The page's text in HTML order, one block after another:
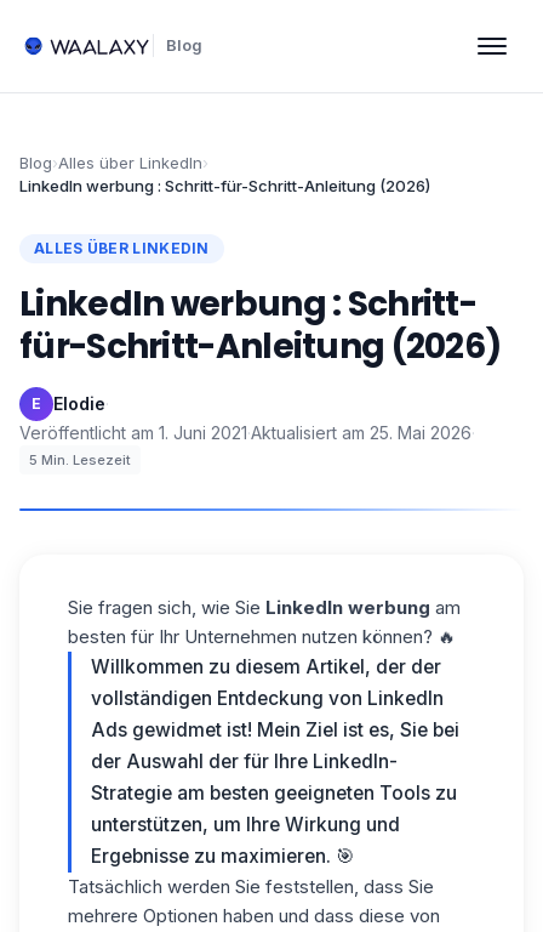
Blog
Blog›Alles über LinkedIn›
LinkedIn werbung : Schritt-für-Schritt-Anleitung (2026)
ALLES ÜBER LINKEDIN
LinkedIn werbung : Schritt-
für-Schritt-Anleitung (2026)
E Elodie·
Veröffentlicht am 1. Juni 2021·Aktualisiert am 25. Mai 2026·
5 Min. Lesezeit
Sie fragen sich, wie Sie LinkedIn werbung am
besten für Ihr Unternehmen nutzen können? 🔥
Willkommen zu diesem Artikel, der der
vollständigen Entdeckung von LinkedIn
Ads gewidmet ist! Mein Ziel ist es, Sie bei
der Auswahl der für Ihre LinkedIn-
Strategie am besten geeigneten Tools zu
unterstützen, um Ihre Wirkung und
Ergebnisse zu maximieren. 🎯
Tatsächlich werden Sie feststellen, dass Sie
mehrere Optionen haben und dass diese von